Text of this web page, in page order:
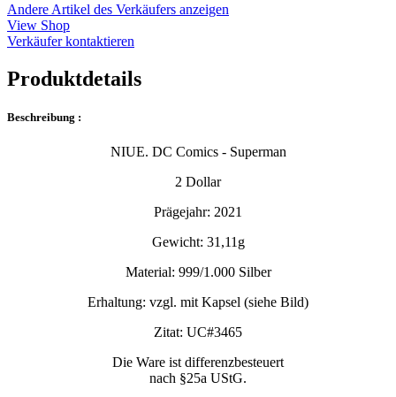
Andere Artikel des Verkäufers anzeigen
View Shop
Verkäufer kontaktieren
Produktdetails
Beschreibung :
NIUE. DC Comics - Superman
2 Dollar
Prägejahr: 2021
Gewicht: 31,11g
Material: 999/1.000 Silber
Erhaltung: vzgl. mit Kapsel (siehe Bild)
Zitat: UC#3465
Die Ware ist differenzbesteuert
nach §25a UStG.